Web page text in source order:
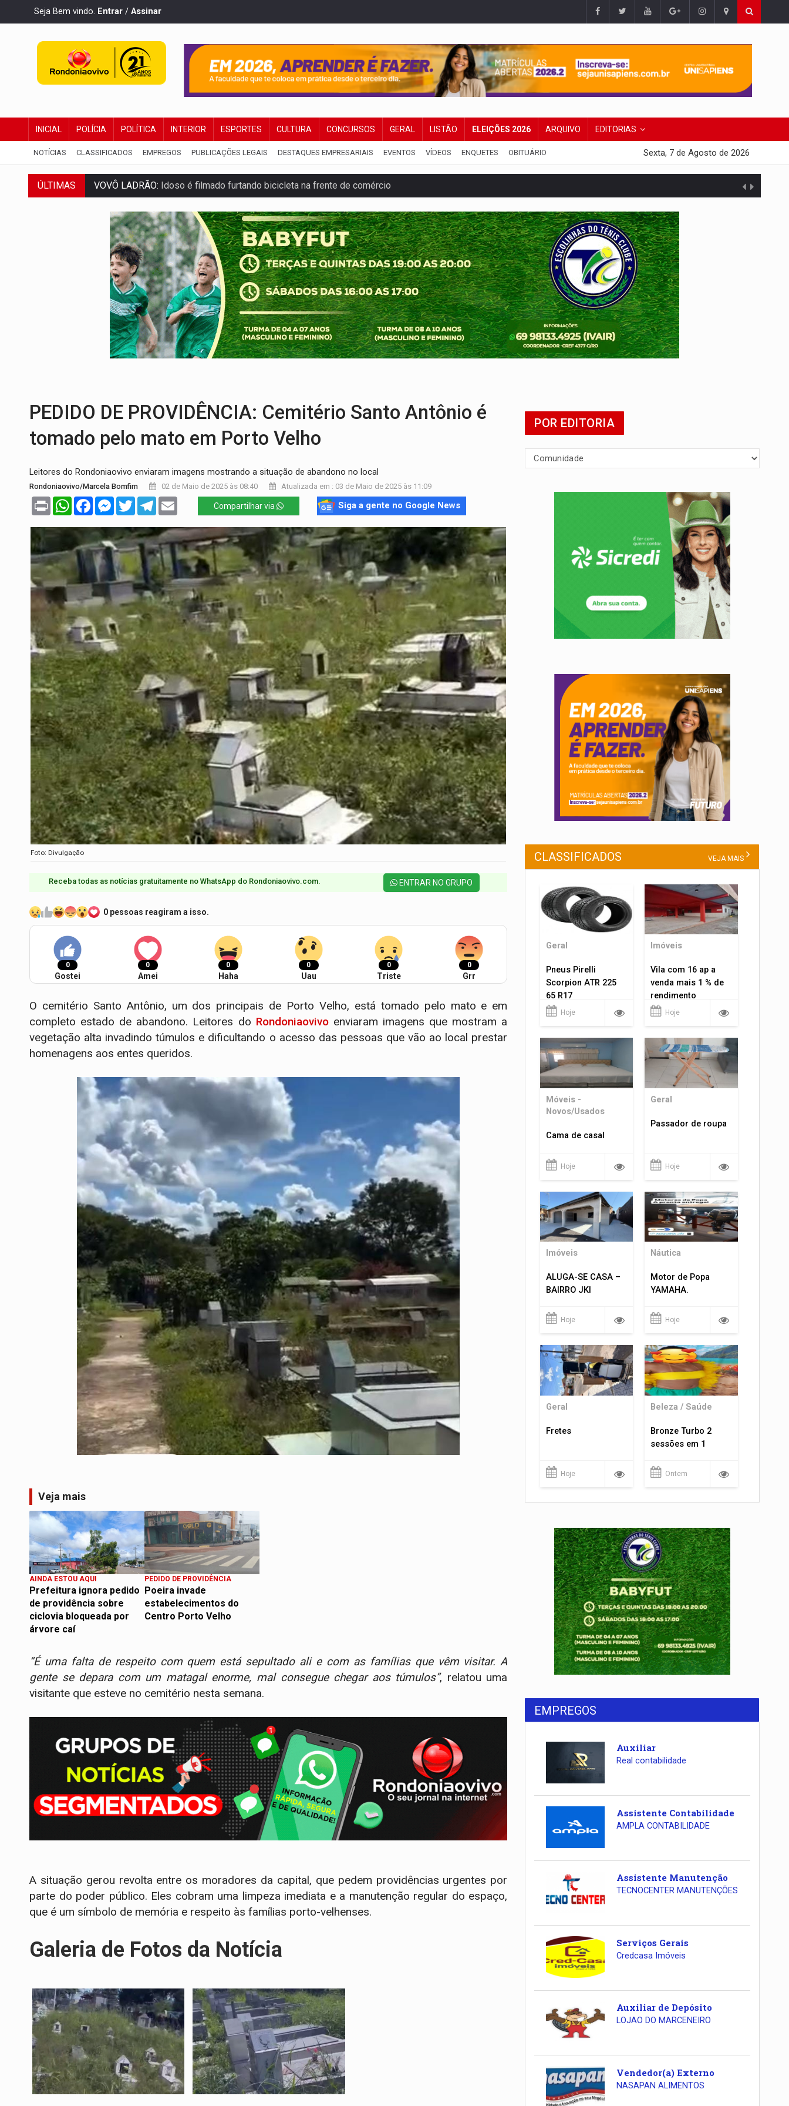
Seja Bem vindo. Entrar / Assinar
INICIAL POLÍCIA POLÍTICA INTERIOR ESPORTES CULTURA CONCURSOS GERAL LISTÃO ELEIÇÕES 2026 ARQUIVO EDITORIAS
NOTÍCIAS CLASSIFICADOS EMPREGOS PUBLICAÇÕES LEGAIS DESTAQUES EMPRESARIAIS EVENTOS VÍDEOS ENQUETES OBITUÁRIO Sexta, 7 de Agosto de 2026
ÚLTIMAS
VOVÔ LADRÃO:Idoso é filmado furtando bicicleta na frente de comércio
JUSTIÇA:Comarca de Nova Mamoré terá seu primeiro júri popular
ADAILTON FÚRIA:Assessoria denuncia suposto ataque com perfis falsos no Instagram
VÍDEO:Motoboy de delivery sofre fratura após mulher avançar preferencial
ELEIÇÕES 2026:Ulisses Guimarães e as nuvens no céu de Rondônia – Por Daniel Pereira
DECISÃO REVISADA:Nunes Marques reduz pena de Acir Gurgacz e declara punibilidade extinta
CONEXÃO RONDONIAOVIVO:Museólogo Antônio Ocampo lança livro sobre a Madeira-Mamoré
ELEIÇÕES 2026: Patrimônio de candidata a deputada federal do PL salta R$ 1 mil para R$ 155 mil
VÍDEO:Quadrilha é flagrada com cerca de 200 porções de drogas
PEDIDO DE PROVIDÊNCIA: Cemitério Santo Antônio é
tomado pelo mato em Porto Velho
Leitores do Rondoniaovivo enviaram imagens mostrando a situação de abandono no local
Rondoniaovivo/Marcela Bomfim 02 de Maio de 2025 às 08:40 Atualizada em : 03 de Maio de 2025 às 11:09
Print WhatsAppFacebookMessenger
TwitterTelegram Compartilhar via Siga a gente no Google News
Foto: Divulgação
Receba todas as notícias gratuitamente no WhatsApp do Rondoniaovivo.com.​ ENTRAR NO GRUPO
0 pessoas reagiram a isso.
0
Gostei
0
Amei
0
Haha
0
Uau
0
Triste
0
Grr
O cemitério Santo Antônio, um dos principais de Porto Velho, está tomado pelo mato e em
completo estado de abandono. Leitores do Rondoniaovivo enviaram imagens que mostram a
vegetação alta invadindo túmulos e dificultando o acesso das pessoas que vão ao local prestar
homenagens aos entes queridos.
Veja mais
AINDA ESTOU AQUI
Prefeitura ignora pedido
de providência sobre
ciclovia bloqueada por
árvore caí
PEDIDO DE PROVIDÊNCIA
Poeira invade
estabelecimentos do
Centro Porto Velho
“É uma falta de respeito com quem está sepultado ali e com as famílias que vêm visitar. A
gente se depara com um matagal enorme, mal consegue chegar aos túmulos”, relatou uma
visitante que esteve no cemitério nesta semana.
A situação gerou revolta entre os moradores da capital, que pedem providências urgentes por
parte do poder público. Eles cobram uma limpeza imediata e a manutenção regular do espaço,
que é um símbolo de memória e respeito às famílias porto-velhenses.
Galeria de Fotos da Notícia
POR EDITORIA
CLASSIFICADOS VEJA MAIS
Geral
Pneus Pirelli
Scorpion ATR 225
65 R17
Hoje
Imóveis
Vila com 16 ap a
venda mais 1 % de
rendimento
Hoje
Móveis -
Novos/Usados
Cama de casal
Hoje
Geral
Passador de roupa
Hoje
Imóveis
ALUGA-SE CASA –
BAIRRO JKI
Hoje
Náutica
Motor de Popa
YAMAHA.
Hoje
Geral
Fretes
Hoje
Beleza / Saúde
Bronze Turbo 2
sessões em 1
Ontem
EMPREGOS
Auxiliar
Real contabilidade
Assistente Contabilidade
AMPLA CONTABILIDADE
Assistente Manutenção
TECNOCENTER MANUTENÇÕES
Serviços Gerais
Credcasa Imóveis
Auxiliar de Depósito
LOJAO DO MARCENEIRO
Vendedor(a) Externo
NASAPAN ALIMENTOS